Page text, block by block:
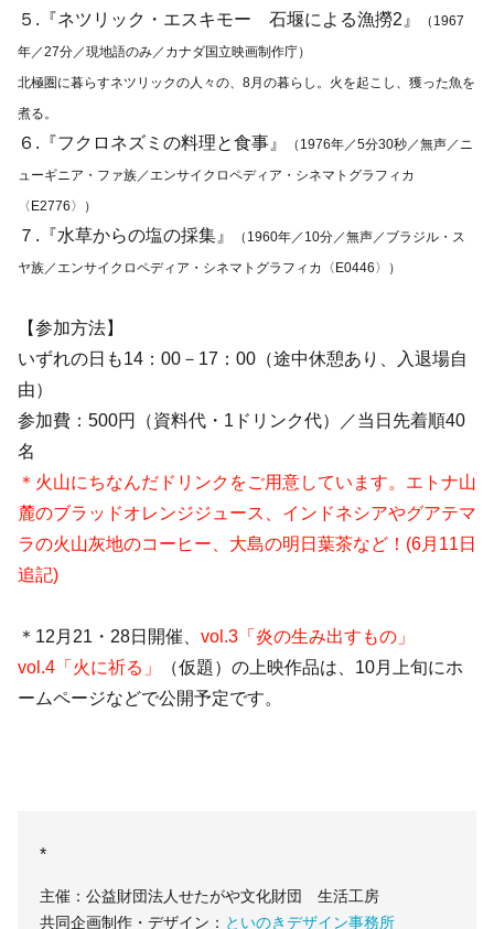
５.『ネツリック・エスキモー 石堰による漁撈2』
（1967
年／27分／現地語のみ／カナダ国立映画制作庁）
北極圏に暮らすネツリックの人々の、8月の暮らし。火を起こし、獲った魚を
煮る。
６.『フクロネズミの料理と食事』
（1976年／5分30秒／無声／ニ
ューギニア・ファ族／エンサイクロペディア・シネマトグラフィカ
〈E2776〉）
７.『水草からの塩の採集』
（1960年／10分／無声／ブラジル・ス
ヤ族／エンサイクロペディア・シネマトグラフィカ〈E0446〉）
【参加方法】
いずれの日も14：00－17：00（途中休憩あり、入退場自
由）
参加費：500円（資料代・1ドリンク代）／当日先着順40
名
＊火山にちなんだドリンクをご用意しています。エトナ山
麓のブラッドオレンジジュース、インドネシアやグアテマ
ラの火山灰地のコーヒー、大島の明日葉茶など！(6月11日
追記)
＊12月21・28日開催、 vol.3「炎の生み出すもの」
vol.4「火に祈る」
（仮題）の上映作品は、10月上旬にホ
ームページなどで公開予定です。
*
主催：公益財団法人せたがや文化財団 生活工房
共同企画制作・デザイン： といのきデザイン事務所